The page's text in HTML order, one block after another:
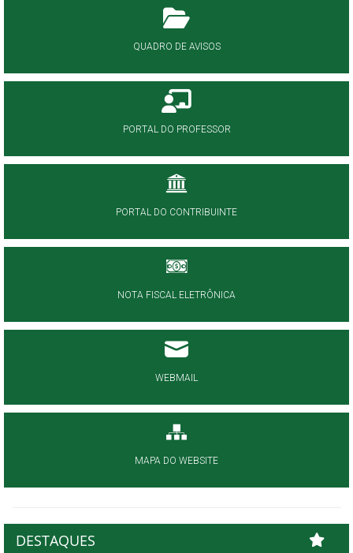
QUADRO DE AVISOS
PORTAL DO PROFESSOR
PORTAL DO CONTRIBUINTE
NOTA FISCAL ELETRÔNICA
WEBMAIL
MAPA DO WEBSITE
DESTAQUES